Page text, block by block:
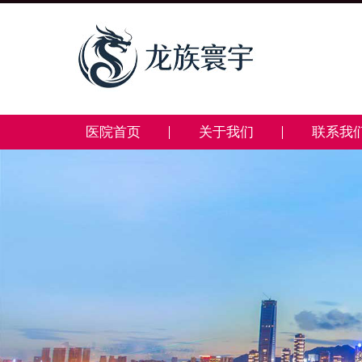
医院首页 关于我们 联系我